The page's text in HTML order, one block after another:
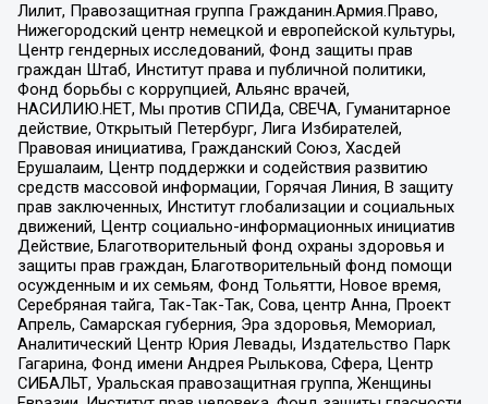
Лилит, Правозащитная группа Гражданин.Армия.Право,
Нижегородский центр немецкой и европейской культуры,
Центр гендерных исследований, Фонд защиты прав
граждан Штаб, Институт права и публичной политики,
Фонд борьбы с коррупцией, Альянс врачей,
НАСИЛИЮ.НЕТ, Мы против СПИДа, СВЕЧА, Гуманитарное
действие, Открытый Петербург, Лига Избирателей,
Правовая инициатива, Гражданский Союз, Хасдей
Ерушалаим, Центр поддержки и содействия развитию
средств массовой информации, Горячая Линия, В защиту
прав заключенных, Институт глобализации и социальных
движений, Центр социально-информационных инициатив
Действие, Благотворительный фонд охраны здоровья и
защиты прав граждан, Благотворительный фонд помощи
осужденным и их семьям, Фонд Тольятти, Новое время,
Серебряная тайга, Так-Так-Так, Сова, центр Анна, Проект
Апрель, Самарская губерния, Эра здоровья, Мемориал,
Аналитический Центр Юрия Левады, Издательство Парк
Гагарина, Фонд имени Андрея Рылькова, Сфера, Центр
СИБАЛЬТ, Уральская правозащитная группа, Женщины